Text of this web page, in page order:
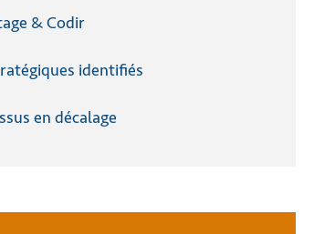
& Codir
identifiés
en décalage